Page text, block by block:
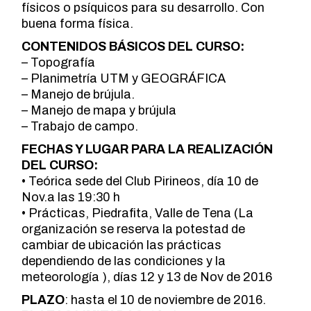
físicos o psíquicos para su desarrollo. Con
buena forma física.
CONTENIDOS BÁSICOS DEL CURSO:
– Topografía
– Planimetría UTM y GEOGRÁFICA
– Manejo de brújula.
– Manejo de mapa y brújula
– Trabajo de campo.
FECHAS Y LUGAR PARA LA REALIZACIÓN
DEL CURSO:
• Teórica sede del Club Pirineos, día 10 de
Nov.a las 19:30 h
• Prácticas, Piedrafita, Valle de Tena (La
organización se reserva la potestad de
cambiar de ubicación las prácticas
dependiendo de las condiciones y la
meteorología ), días 12 y 13 de Nov de 2016
PLAZO: hasta el 10 de noviembre de 2016.